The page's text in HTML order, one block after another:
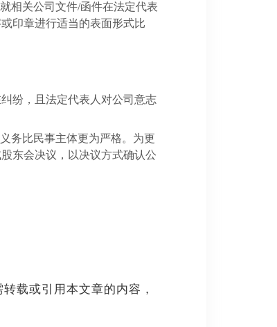
相关公司文件/函件在法定代表
印章进行适当的表面形式比
纷，且法定代表人对公司意志
务比民事主体更为严格。为更
东会决议，以决议方式确认公
载或引用本文章的内容，